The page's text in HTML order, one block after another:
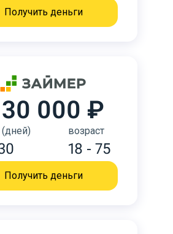
Получить деньги
30 000 ₽
(дней) возраст
18 - 75
Получить деньги